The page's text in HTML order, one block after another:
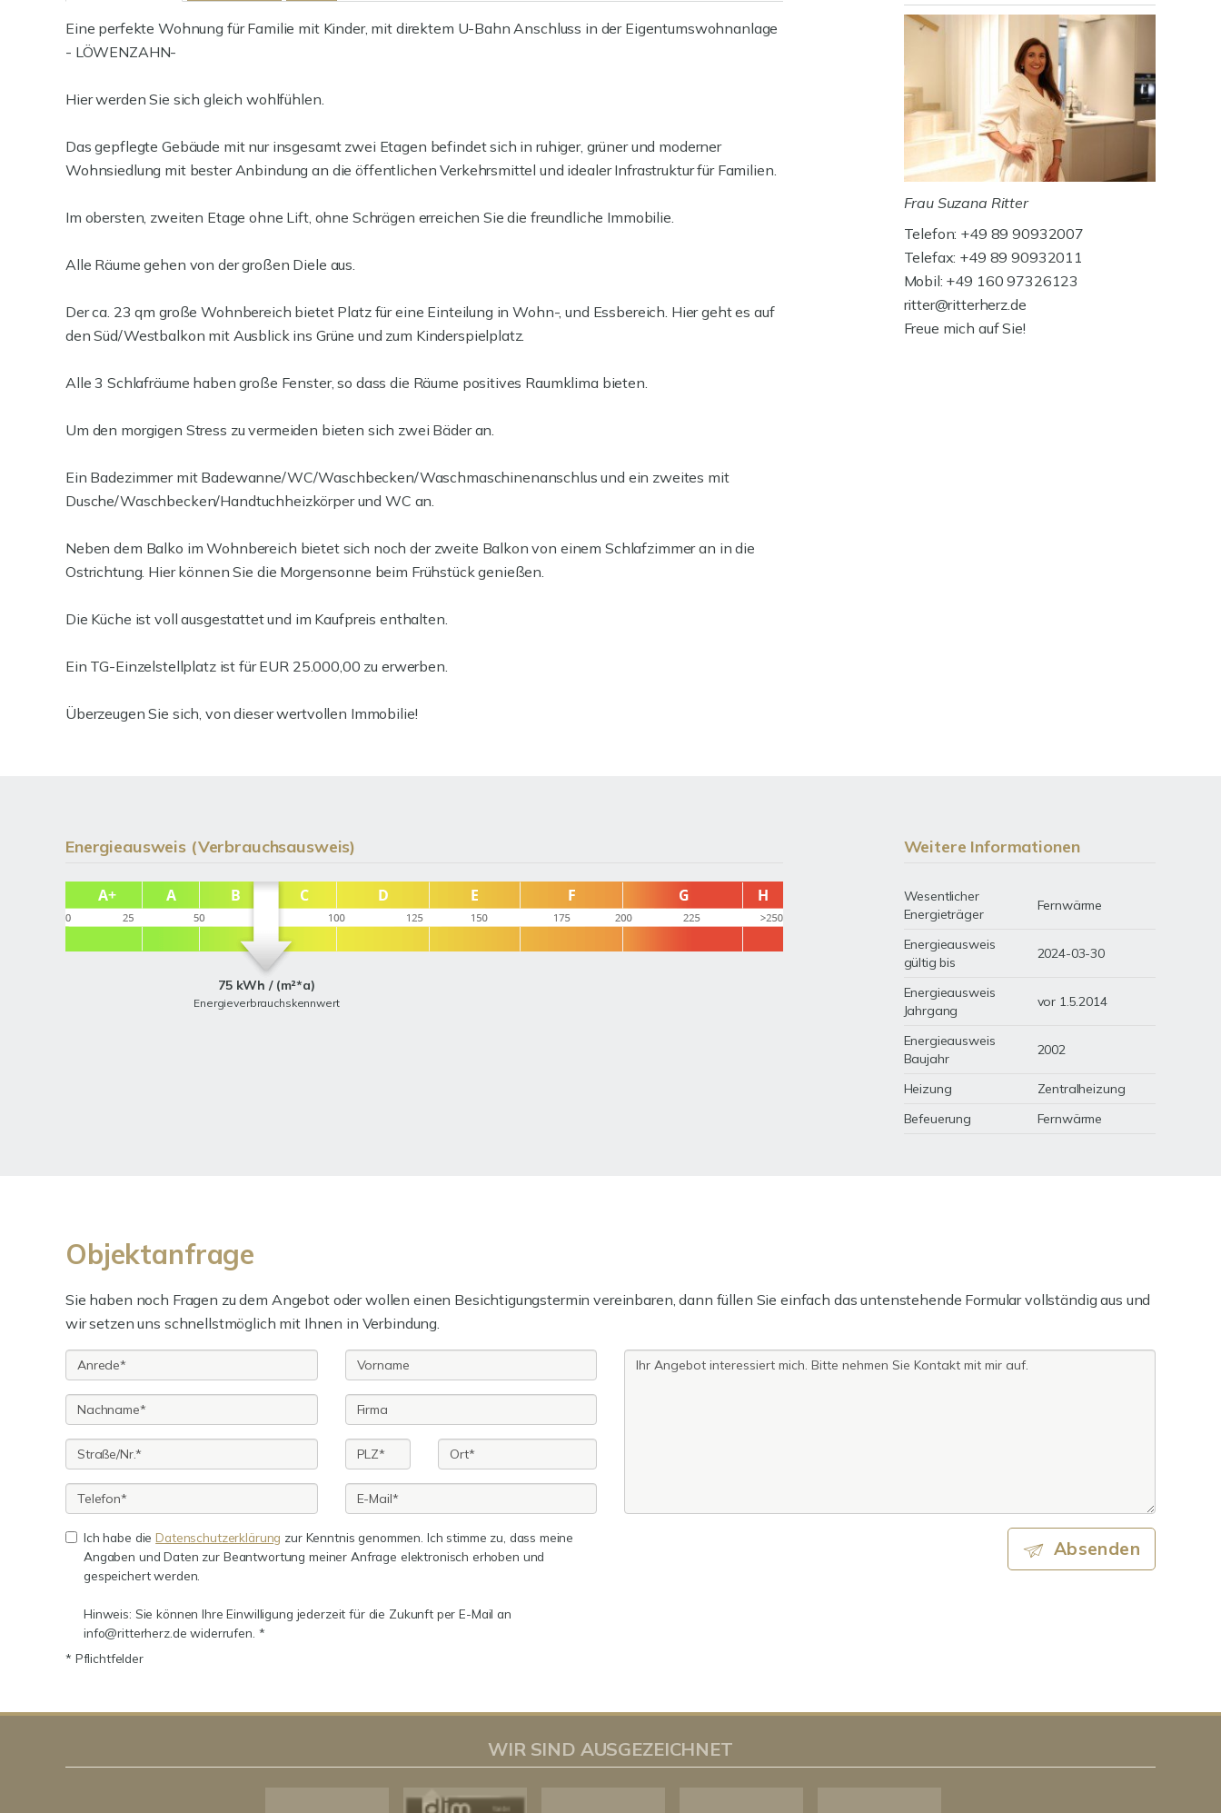
Eine perfekte Wohnung für Familie mit Kinder, mit direktem U-Bahn Anschluss in der Eigentumswohnanlage
- LÖWENZAHN-
Hier werden Sie sich gleich wohlfühlen.
Das gepflegte Gebäude mit nur insgesamt zwei Etagen befindet sich in ruhiger, grüner und moderner
Wohnsiedlung mit bester Anbindung an die öffentlichen Verkehrsmittel und idealer Infrastruktur für Familien.
Im obersten, zweiten Etage ohne Lift, ohne Schrägen erreichen Sie die freundliche Immobilie.
Alle Räume gehen von der großen Diele aus.
Der ca. 23 qm große Wohnbereich bietet Platz für eine Einteilung in Wohn-, und Essbereich. Hier geht es auf
den Süd/Westbalkon mit Ausblick ins Grüne und zum Kinderspielplatz.
Alle 3 Schlafräume haben große Fenster, so dass die Räume positives Raumklima bieten.
Um den morgigen Stress zu vermeiden bieten sich zwei Bäder an.
Ein Badezimmer mit Badewanne/WC/Waschbecken/Waschmaschinenanschlus und ein zweites mit
Dusche/Waschbecken/Handtuchheizkörper und WC an.
Neben dem Balko im Wohnbereich bietet sich noch der zweite Balkon von einem Schlafzimmer an in die
Ostrichtung. Hier können Sie die Morgensonne beim Frühstück genießen.
Die Küche ist voll ausgestattet und im Kaufpreis enthalten.
Ein TG-Einzelstellplatz ist für EUR 25.000,00 zu erwerben.
Überzeugen Sie sich, von dieser wertvollen Immobilie!
Frau Suzana Ritter
Telefon: +49 89 90932007
Telefax: +49 89 90932011
Mobil: +49 160 97326123
ritter@ritterherz.de
Freue mich auf Sie!
Energieausweis (Verbrauchsausweis)
75 kWh / (m²*a)
Energieverbrauchskennwert
Weitere Informationen
Wesentlicher
Energieträger
Fernwärme
Energieausweis
gültig bis
2024-03-30
Energieausweis
Jahrgang
vor 1.5.2014
Energieausweis
Baujahr
2002
Heizung
Zentralheizung
Befeuerung
Fernwärme
Objektanfrage
Sie haben noch Fragen zu dem Angebot oder wollen einen Besichtigungstermin vereinbaren, dann füllen Sie einfach das untenstehende Formular vollständig aus und
wir setzen uns schnellstmöglich mit Ihnen in Verbindung.
Ich habe die Datenschutzerklärung zur Kenntnis genommen. Ich stimme zu, dass meine
Angaben und Daten zur Beantwortung meiner Anfrage elektronisch erhoben und
gespeichert werden.
Hinweis: Sie können Ihre Einwilligung jederzeit für die Zukunft per E-Mail an
info@ritterherz.de widerrufen. *
* Pflichtfelder
Absenden
WIR SIND AUSGEZEICHNET
Kundenbewertungen und Erfahrungen zu